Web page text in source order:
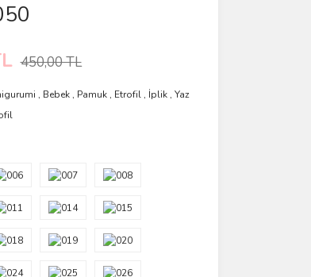
450,00 TL
, Bebek , Pamuk , Etrofil, İplik ,Yaz